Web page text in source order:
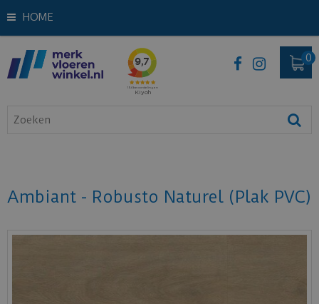
HOME
Ambiant - Robusto Naturel (Plak PVC)